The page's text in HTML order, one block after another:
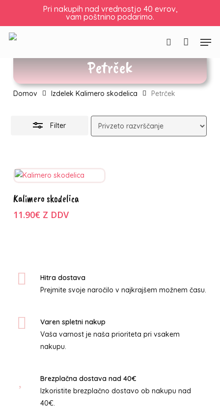
content
Pri nakupih nad vrednostjo 40 evrov,
vam poštnino podarimo.
Košarica Zapri
košarico
Petrček
Domov Izdelek Kalimero skodelica Petrček
Filter
Izberite
možnosti
izdelek
ima
izberete
na
Kalimero skodelica
11.90€ Z DDV
Hitra dostava
Prejmite svoje naročilo v najkrajšem možnem času.
Varen spletni nakup
Vaša varnost je naša prioriteta pri vsakem
nakupu.
Brezplačna dostava nad 40€
Izkoristite brezplačno dostavo ob nakupu nad
40€.